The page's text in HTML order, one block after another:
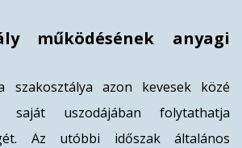
működésének anyagi
szakosztálya azon kevesek közé
saját uszodájában folytathatja
Az utóbbi időszak általános